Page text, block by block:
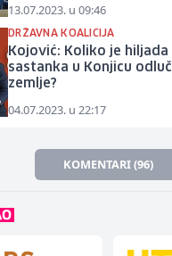
13.07.2023. u 09:46
DRŽAVNA KOALICIJA
Kojović: Koliko je
sastanka u Konjicu
zemlje?
04.07.2023. u 22:17
KOMENTARI (96)